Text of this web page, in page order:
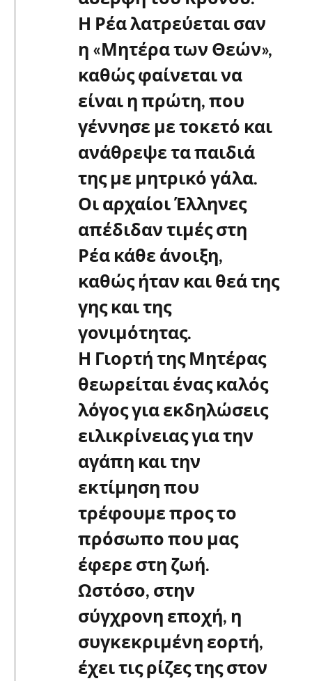
Η Ρέα λατρεύεται σαν
η «Μητέρα των Θεών»,
καθώς φαίνεται να
είναι η πρώτη, που
γέννησε με τοκετό και
ανάθρεψε τα παιδιά
της με μητρικό γάλα.
Οι αρχαίοι Έλληνες
απέδιδαν τιμές στη
Ρέα κάθε άνοιξη,
καθώς ήταν και θεά της
γης και της
γονιμότητας.
Η Γιορτή της Μητέρας
θεωρείται ένας καλός
λόγος για εκδηλώσεις
ειλικρίνειας για την
αγάπη και την
εκτίμηση που
τρέφουμε προς το
πρόσωπο που μας
έφερε στη ζωή.
Ωστόσο, στην
σύγχρονη εποχή, η
συγκεκριμένη εορτή,
έχει τις ρίζες της στον